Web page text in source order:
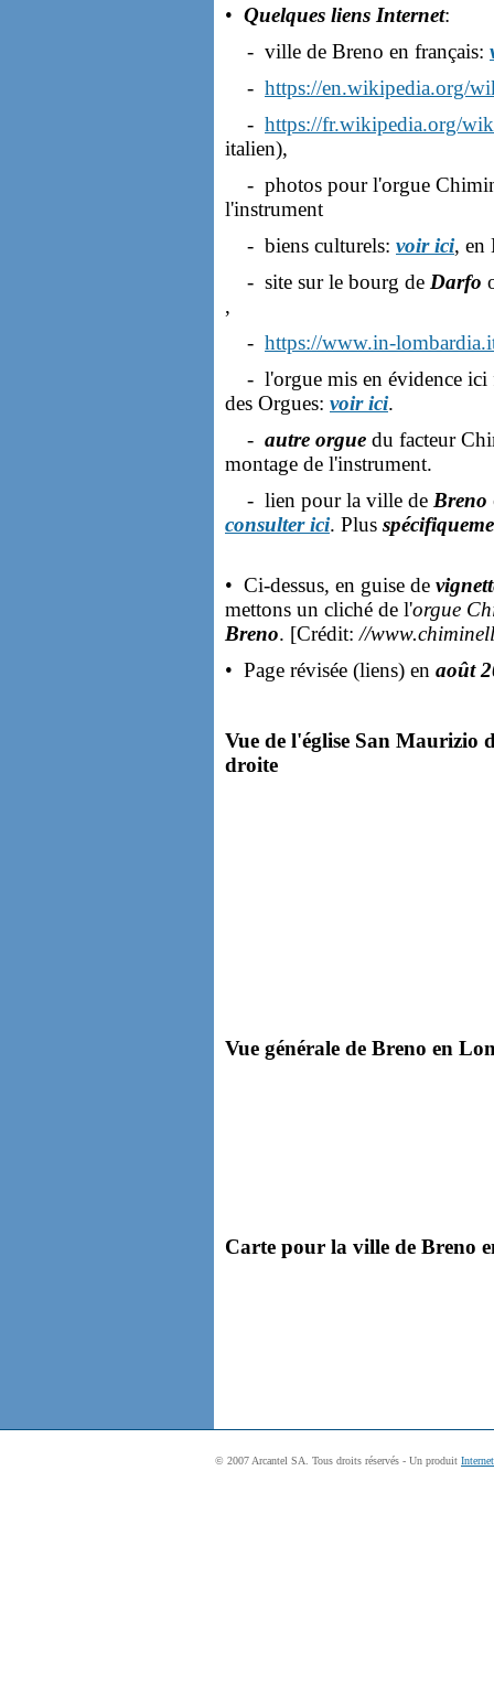
• Quelques liens Internet:
- ville de Breno en français:
- https://en.wikipedia.org/
- https://fr.wikipedia.org/
italien),
- photos pour l'orgue
l'instrument
- biens culturels: voir ici, en
- site sur le bourg de Darfo
,
- https://www.in-
- l'orgue mis en évidence ici
des Orgues: voir ici.
- autre orgue du facteur
montage de l'instrument.
- lien pour la ville de Breno
consulter ici. Plus
• Ci-dessus, en guise de
mettons un cliché de l'orgue
Breno. [Crédit://
• Page révisée (liens) en août
Vue de l'église San Maurizio
droite
Vue générale de Breno en
Carte pour la ville de Breno
© 2007 Arcantel SA. Tous droits réservés - Un produit